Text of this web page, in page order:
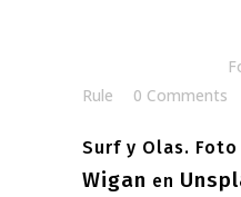
Rule
0 Comments
Surf y Olas. Foto
Wigan en